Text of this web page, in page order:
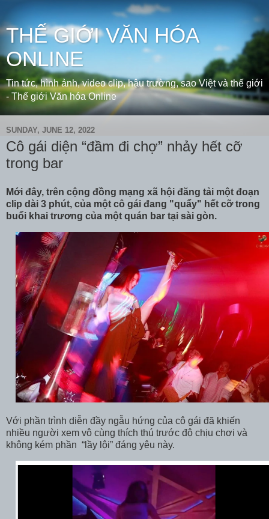
THẾ GIỚI VĂN HÓA
ONLINE
Tin tức, hình ảnh, video clip, hậu trường, sao Việt và thế giới
- Thế giới Văn hóa Online
SUNDAY, JUNE 12, 2022
Cô gái diện “đầm đi chợ” nhảy hết cỡ
trong bar
Mới đây, trên cộng đồng mạng xã hội đăng tải một đoạn
clip dài 3 phút, của một cô gái đang "quẩy" hết cỡ trong
buổi khai trương của một quán bar tại sài gòn.
Với phần trình diễn đầy ngẫu hứng của cô gái đã khiến
nhiều người xem vô cùng thích thú trước độ chịu chơi và
không kém phần “lầy lội” đáng yêu này.